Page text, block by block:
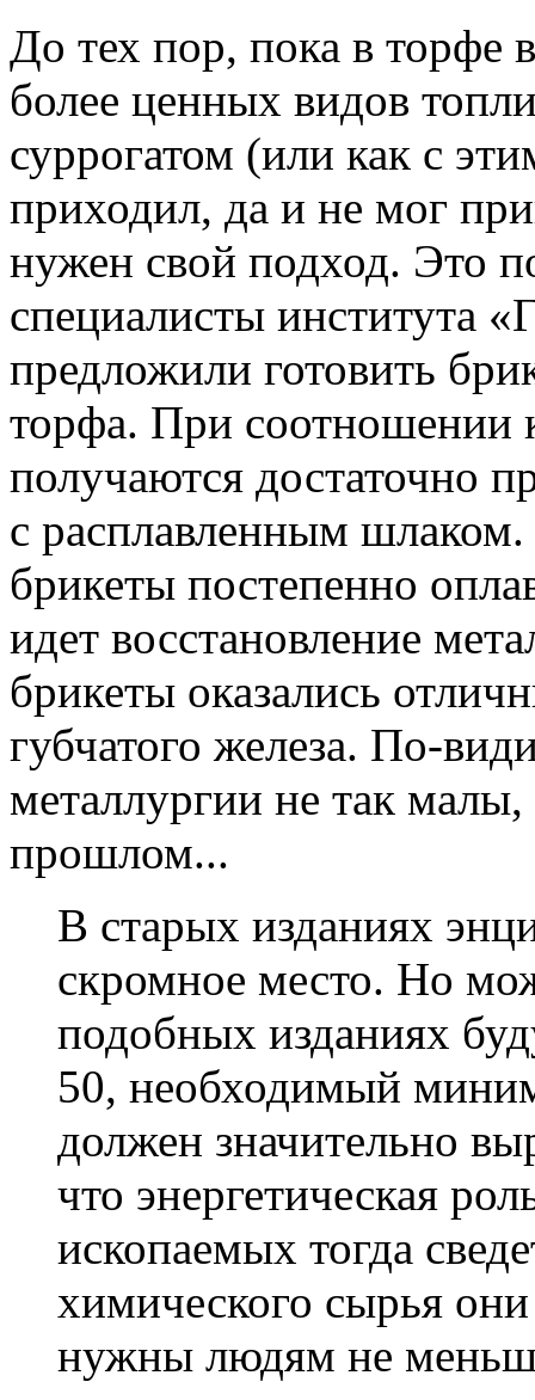
До тех пор, пока в торфе
более ценных видов
суррогатом (или как с
приходил, да и не мог
нужен свой подход. Это
специалисты института
предложили готовить
торфа. При соотношении
получаются достаточно
с расплавленным
брикеты постепенно
идет восстановление
брикеты оказались
губчатого железа. По-
металлургии не так малы,
прошлом...
В старых изданиях
скромное место. Но
подобных изданиях
50, необходимый
должен значительно
что энергетическая
ископаемых тогда
химического сырья
нужны людям не